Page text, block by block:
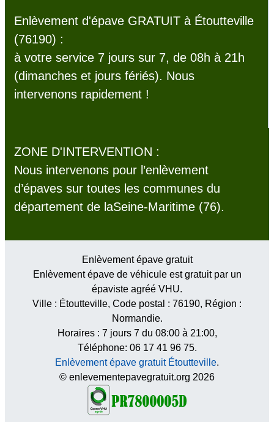
Enlèvement d'épave GRATUIT à Étoutteville
(76190) :
à votre service 7 jours sur 7, de 08h à 21h
(dimanches et jours fériés). Nous
intervenons rapidement !
ZONE D'INTERVENTION :
Nous intervenons pour l’enlèvement
d’épaves sur toutes les communes du
département de laSeine-Maritime (76).
Enlèvement épave gratuit
Enlèvement épave de véhicule est gratuit par un
épaviste agréé VHU.
Ville : Étoutteville, Code postal : 76190, Région :
Normandie.
Horaires : 7 jours 7 du 08:00 à 21:00,
Téléphone: 06 17 41 96 75.
Enlèvement épave gratuit Étoutteville.
© enlevementepavegratuit.org 2026